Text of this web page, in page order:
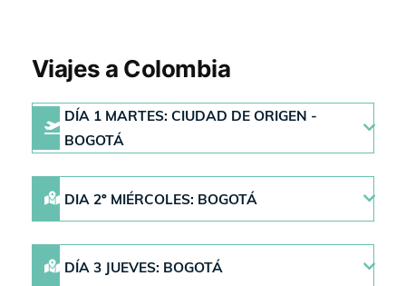
Viajes a Colombia
DÍA 1 MARTES: CIUDAD DE ORIGEN -
BOGOTÁ
DIA 2º MIÉRCOLES: BOGOTÁ
DÍA 3 JUEVES: BOGOTÁ